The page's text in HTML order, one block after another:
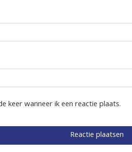
keer wanneer ik een reactie plaats.